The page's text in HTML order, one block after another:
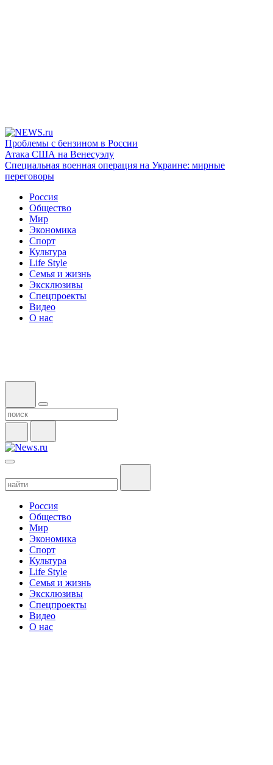
Проблемы с бензином в России
Атака США на Венесуэлу
Специальная военная операция на Украине: мирные
переговоры
Россия
Общество
Мир
Экономика
Спорт
Культура
Life Style
Семья и жизнь
Эксклюзивы
Спецпроекты
Видео
О нас
Россия
Общество
Мир
Экономика
Спорт
Культура
Life Style
Семья и жизнь
Эксклюзивы
Спецпроекты
Видео
О нас